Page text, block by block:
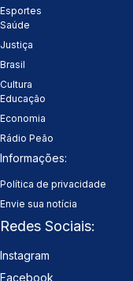
Esportes
Saúde
Justiça
Brasil
Cultura
Educação
Economia
Rádio Peão
Informações:
Política de privacidade
Envie sua notícia
Redes Sociais:
Instagram
Facebook